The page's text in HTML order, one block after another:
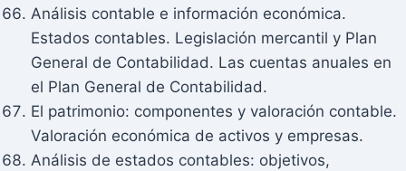
Análisis contable e información económica.
Estados contables. Legislación mercantil y Plan
General de Contabilidad. Las cuentas anuales en
el Plan General de Contabilidad.
El patrimonio: componentes y valoración contable.
Valoración económica de activos y empresas.
Análisis de estados contables: objetivos,